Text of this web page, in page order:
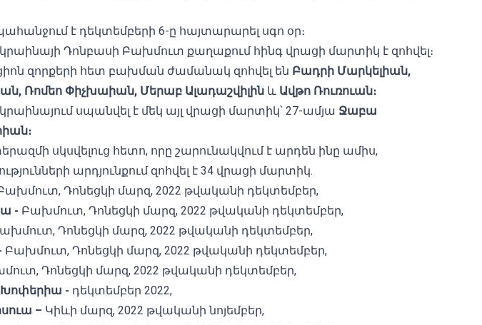
է դեկտեմբերի 6-ը հայտարարել սգո օր։
Դոնբասի Բախմուտ քաղաքում հինգ վրացի մարտիկ է զոհվել։
զորքերի հետ բախման ժամանակ զոհվել են Բադրի Մարկելիան,
Ռոմեո Փիչխաիան, Մերաբ Ալադաշվիլին և Ավթո Ռուռուան։
սպանվել է մեկ այլ վրացի մարտիկ՝ 27-ամյա Ջաբա
սկսվելուց հետո, որը շարունակվում է արդեն ինը ամիս,
արդյունքում զոհվել է 34 վրացի մարտիկ.
Դոնեցկի մարզ, 2022 թվականի դեկտեմբեր,
- Բախմուտ, Դոնեցկի մարզ, 2022 թվականի դեկտեմբեր,
Դոնեցկի մարզ, 2022 թվականի դեկտեմբեր,
Բախմուտ, Դոնեցկի մարզ, 2022 թվականի դեկտեմբեր,
Դոնեցկի մարզ, 2022 թվականի դեկտեմբեր,
Խոփերիա - դեկտեմբեր 2022,
– Կիևի մարզ, 2022 թվականի նոյեմբեր,